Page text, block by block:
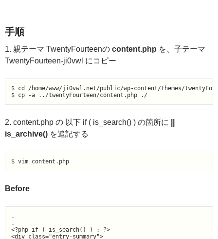
手順
1. 親テーマ TwentyFourteenの content.php を、子テーマ
TwentyFourteen-ji0vwl にコピー
$ cd /home/www/ji0vwl.net/public/wp-content/themes/
$ cp -a ../twentyFourteen/content.php ./
2. content.php の 以下 if ( is_search() ) の箇所に
is_archive() を追記する
$ vim content.php
Before
.
.
<?php if ( is_search() ) : ?>
<div class="entry-summary">